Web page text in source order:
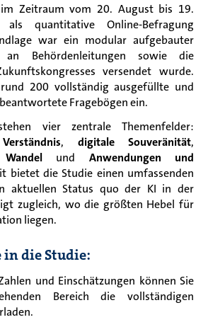
Zeitraum vom 20. August bis 19.
quantitative Online-Befragung
war ein modular aufgebauter
an Behördenleitungen sowie die
versendet wurde.
200 vollständig ausgefüllte und
Fragebögen ein.
vier zentrale Themenfelder:
, digitale Souveränität,
Wandel und Anwendungen und
bietet die Studie einen umfassenden
aktuellen Status quo der KI in der
zugleich, wo die größten Hebel für
liegen.
in die Studie:
und Einschätzungen können Sie
Bereich die vollständigen